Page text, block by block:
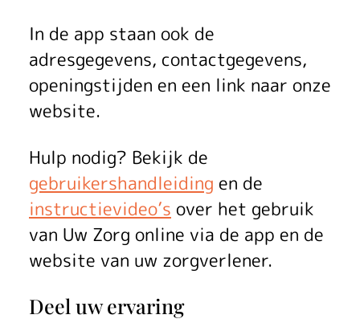
In de app staan ook de
adresgegevens, contactgegevens,
openingstijden en een link naar onze
website.
Hulp nodig? Bekijk de
gebruikershandleiding en de
instructievideo’s over het gebruik
van Uw Zorg online via de app en de
website van uw zorgverlener.
Deel uw ervaring